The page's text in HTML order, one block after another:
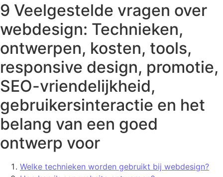
9 Veelgestelde vragen over
webdesign: Technieken,
ontwerpen, kosten, tools,
responsive design, promotie,
SEO-vriendelijkheid,
gebruikersinteractie en het
belang van een goed
ontwerp voor
Welke technieken worden gebruikt bij webdesign?